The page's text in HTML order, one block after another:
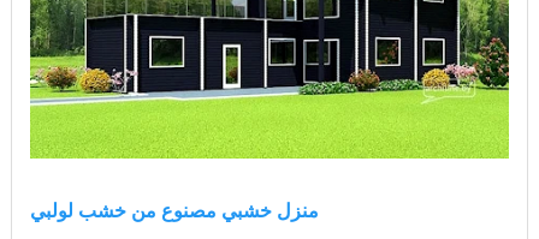
منزل خشبي مصنوع من خشب لولبي